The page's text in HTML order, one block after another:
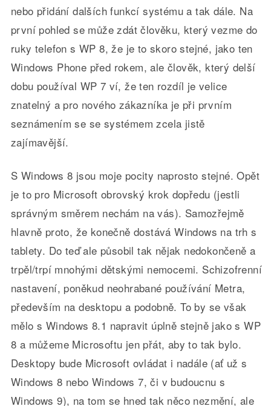
nebo přidání dalších funkcí systému a tak dále. Na
první pohled se může zdát člověku, který vezme do
ruky telefon s WP 8, že je to skoro stejné, jako ten
Windows Phone před rokem, ale člověk, který delší
dobu používal WP 7 ví, že ten rozdíl je velice
znatelný a pro nového zákazníka je při prvním
seznámením se se systémem zcela jistě
zajímavější.
S Windows 8 jsou moje pocity naprosto stejné. Opět
je to pro Microsoft obrovský krok dopředu (jestli
správným směrem nechám na vás). Samozřejmě
hlavně proto, že konečně dostává Windows na trh s
tablety. Do teď ale působil tak nějak nedokončeně a
trpěl/trpí mnohými dětskými nemocemi. Schizofrenní
nastavení, poněkud neohrabané používání Metra,
především na desktopu a podobně. To by se však
mělo s Windows 8.1 napravit úplně stejně jako s WP
8 a můžeme Microsoftu jen přát, aby to tak bylo.
Desktopy bude Microsoft ovládat i nadále (ať už s
Windows 8 nebo Windows 7, či v budoucnu s
Windows 9), na tom se hned tak něco nezmění, ale